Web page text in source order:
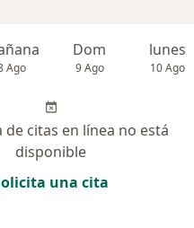
Ago
Dom
9 Ago
lunes
10 Ago
de citas en línea no está
disponible
una cita